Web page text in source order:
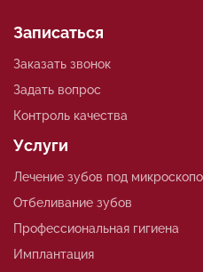
Услуги
Лечение зубов под
Отбеливание зубов
Профессиональная гигиена
Имплантация
Записаться
Заказать звонок
Задать вопрос
Контроль качества